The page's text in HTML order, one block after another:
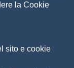
la Cookie
sito e cookie